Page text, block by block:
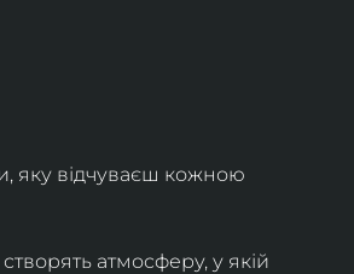
яку відчуваєш кожною
атмосферу, у якій